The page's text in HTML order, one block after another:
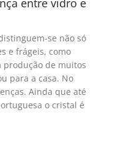
entre vidro e
se não só
e frágeis, como
de muitos
para a casa. No
Ainda que até
o cristal é